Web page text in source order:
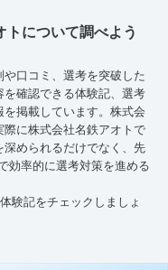
について調べよう
口コミ、選考を突破した
確認できる体験記、選考
掲載しています。株式会
に株式会社名鉄アオトで
められるだけでなく、先
効率的に選考対策を進める
験記をチェックしましょ